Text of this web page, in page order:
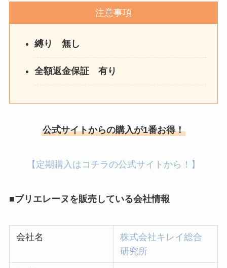
注意事項
縛り 無し
全額返金保証 有り
公式サイトからの購入が1番お得！
【定期購入はコチラの公式サイトから！】
■ブリエレーヌを販売している会社情報
会社名
株式会社キレイ総合
研究所